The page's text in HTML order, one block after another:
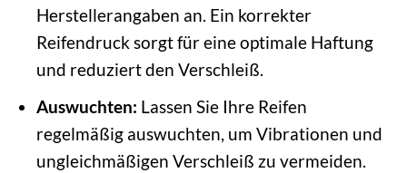
Herstellerangaben an. Ein korrekter
Reifendruck sorgt für eine optimale Haftung
und reduziert den Verschleiß.
Auswuchten: Lassen Sie Ihre Reifen
regelmäßig auswuchten, um Vibrationen und
ungleichmäßigen Verschleiß zu vermeiden.